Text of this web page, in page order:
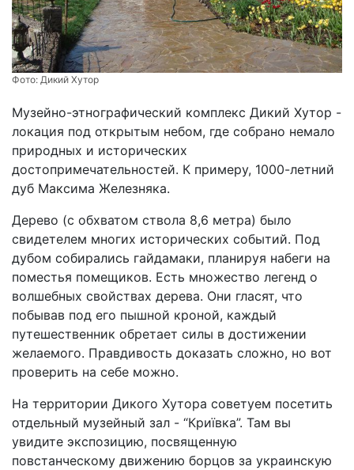
Фото: Дикий Хутор
Музейно-этнографический комплекс Дикий Хутор -
локация под открытым небом, где собрано немало
природных и исторических
достопримечательностей. К примеру, 1000-летний
дуб Максима Железняка.
Дерево (с обхватом ствола 8,6 метра) было
свидетелем многих исторических событий. Под
дубом собирались гайдамаки, планируя набеги на
поместья помещиков. Есть множество легенд о
волшебных свойствах дерева. Они гласят, что
побывав под его пышной кроной, каждый
путешественник обретает силы в достижении
желаемого. Правдивость доказать сложно, но вот
проверить на себе можно.
На территории Дикого Хутора советуем посетить
отдельный музейный зал - “Криївка”. Там вы
увидите экспозицию, посвященную
повстанческому движению борцов за украинскую